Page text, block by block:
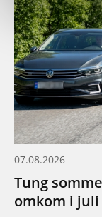
07.08.2026
Tung
omkom i juli